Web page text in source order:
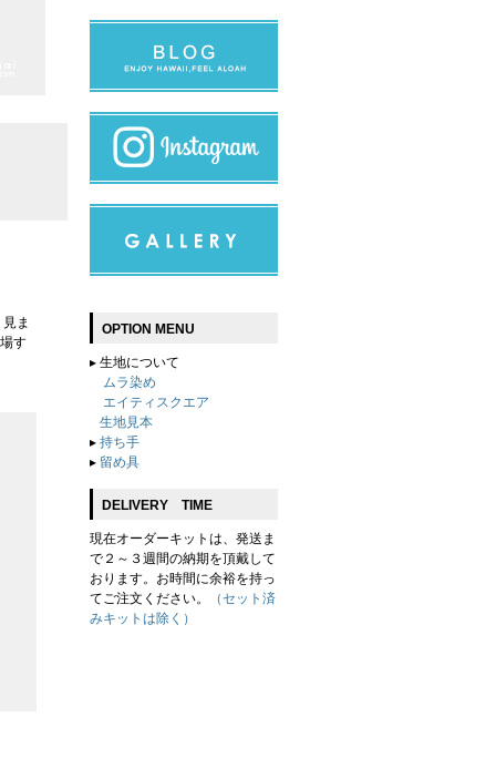
ま
す
OPTION MENU
▸ 生地について
ムラ染め
エイティスクエア
生地見本
▸ 持ち手
▸ 留め具
DELIVERY TIME
現在オーダーキットは、発送ま
で２～３週間の納期を頂戴して
おります。お時間に余裕を持っ
てご注文ください。
（セット済
みキットは除く）